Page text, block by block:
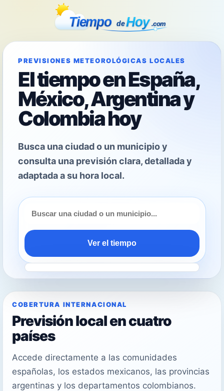
PREVISIONES METEOROLÓGICAS LOCALES
El tiempo en España,
México, Argentina y
Colombia hoy
Busca una ciudad o un municipio y
consulta una previsión clara, detallada y
adaptada a su hora local.
Ver el tiempo
COBERTURA INTERNACIONAL
Previsión local en cuatro
países
Accede directamente a las comunidades
españolas, los estados mexicanos, las provincias
argentinas y los departamentos colombianos.